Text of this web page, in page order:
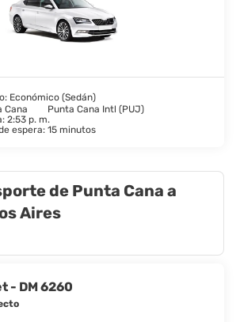
Económico (Sedán)
Cana
Punta Cana Intl (PUJ)
2:53 p. m.
espera: 15 minutos
de Punta Cana a
Aires
- DM 6260